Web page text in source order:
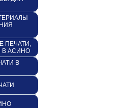
ПЕЧАТИ,
В АСИНО
В